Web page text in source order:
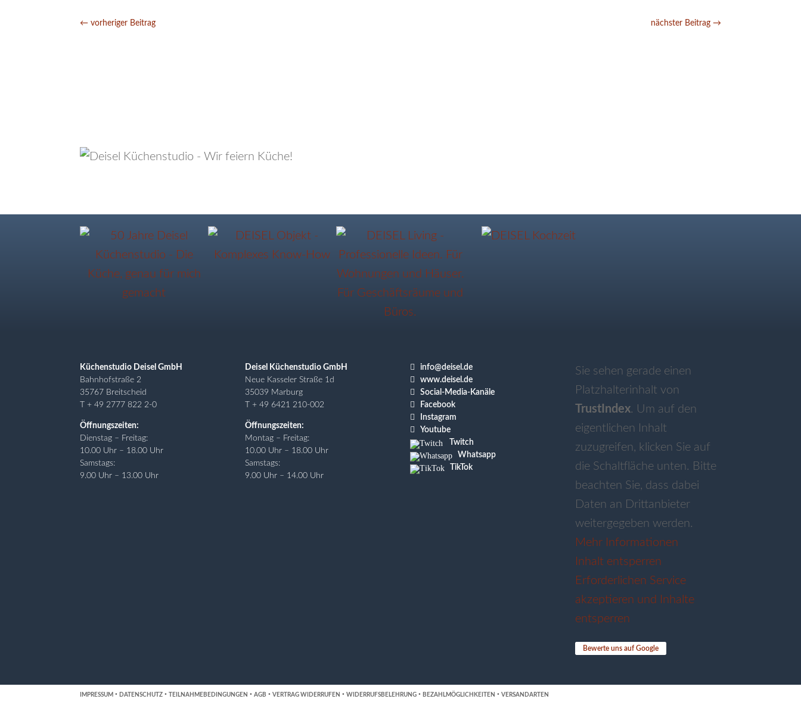
←vorheriger Beitrag nächster Beitrag→
Küchenstudio Deisel GmbH
Bahnhofstraße 2
35767 Breitscheid
T + 49 2777 822 2-0
Öffnungszeiten:
Dienstag – Freitag:
10.00 Uhr – 18.00 Uhr
Samstags:
9.00 Uhr – 13.00 Uhr
Deisel Küchenstudio GmbH
Neue Kasseler Straße 1d
35039 Marburg
T + 49 6421 210-002
Öffnungszeiten:
Montag – Freitag:
10.00 Uhr – 18.00 Uhr
Samstags:
9.00 Uhr – 14.00 Uhr
 info@deisel.de
 www.deisel.de
 Social-Media-Kanäle
 Facebook
 Instagram

Youtube
Twitch
Whatsapp
TikTok
Sie sehen gerade einen
Platzhalterinhalt von
TrustIndex. Um auf den
eigentlichen Inhalt
zuzugreifen, klicken Sie auf
die Schaltfläche unten. Bitte
beachten Sie, dass dabei
Daten an Drittanbieter
weitergegeben werden.
Mehr Informationen
Inhalt entsperren
Erforderlichen Service
akzeptieren und Inhalte
entsperren
Bewerte uns auf Google
IMPRESSUM · DATENSCHUTZ · TEILNAHMEBEDINGUNGEN ·AGB ·VERTRAG WIDERRUFEN ·WIDERRUFSBELEHRUNG ·BEZAHLMÖGLICHKEITEN ·VERSANDARTEN